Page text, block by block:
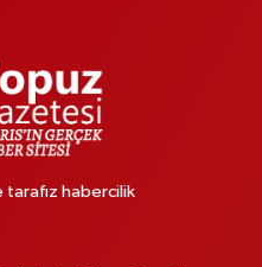
tarafız habercilik